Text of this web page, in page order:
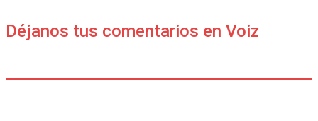
Déjanos tus comentarios en Voiz